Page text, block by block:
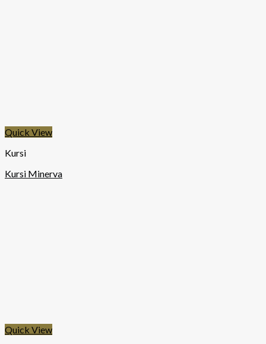
Quick View
Kursi
Kursi Minerva
Quick View